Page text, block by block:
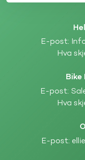
E-post:
Hva
Bike
E-post:
Hva
E-post: